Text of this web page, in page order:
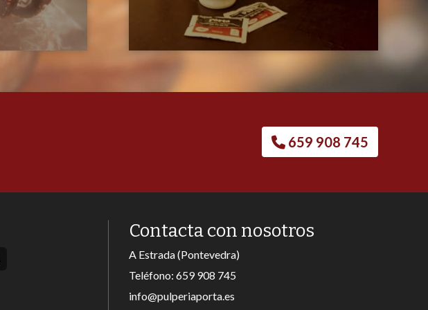
659 908 745
Contacta con nosotros
A Estrada (Pontevedra)
Teléfono:659 908 745
info@pulperiaporta.es